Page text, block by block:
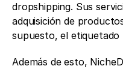
dropshipping. Sus
adquisición de
supuesto, el etiquetado
Además de esto,